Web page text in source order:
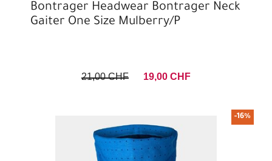
Bontrager Headwear Bontrager Neck
Gaiter One Size Mulberry/P
21,00 CHF 19,00 CHF
-16%